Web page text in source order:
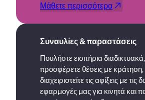
Μάθετε περισσότερα
Συναυλίες & παραστάσεις
Πουλήστε εισιτήρια διαδικτυακά,
προσφέρετε θέσεις με κράτηση,
διαχειριστείτε τις αφίξεις με
εφαρμογές μας για κινητά και